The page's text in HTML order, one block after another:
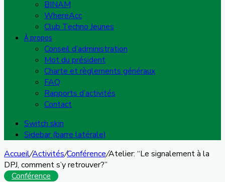
BINAM
WhereAcc
Club Techno Jeunes
À propos
Conseil d’administration
Mot du président
Charte et règlements généraux
FAQ
Rapports d’activités
Contact
Switch skin
Sidebar (barre latérale)
Accueil/Activités/Conférence/Atelier: “Le signalement à la
DPJ, comment s’y retrouver?”
Conférence